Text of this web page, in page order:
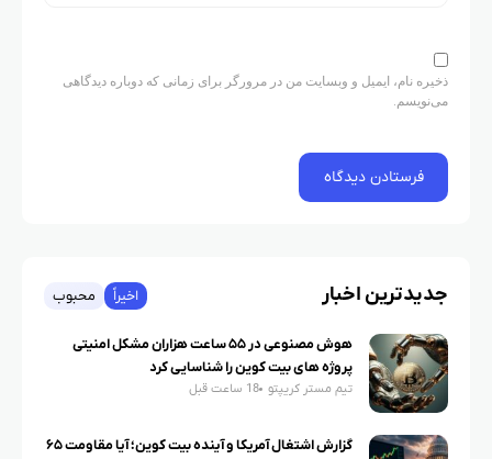
ذخیره نام، ایمیل و وبسایت من در مرورگر برای زمانی که دوباره دیدگاهی
می‌نویسم.
جدیدترین اخبار اخیراً محبوب
هوش مصنوعی در ۵۵ ساعت هزاران مشکل امنیتی
پروژه های بیت کوین را شناسایی کرد
تیم مستر کریپتو 18 ساعت قبل
گزارش اشتغال آمریکا و آینده بیت کوین؛ آیا مقاومت ۶۵